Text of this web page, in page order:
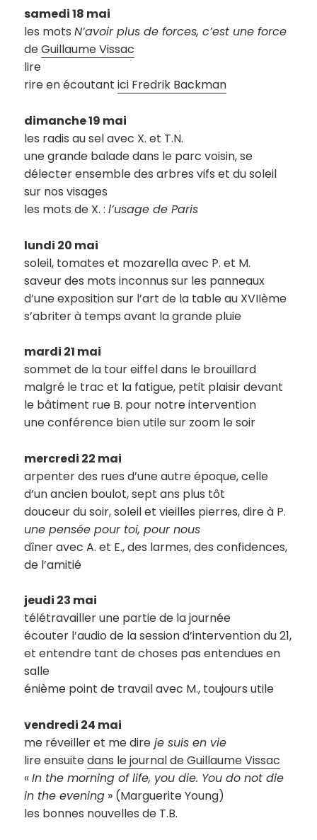
samedi 18 mai
les motsN’avoir plus de forces, c’est une force
deGuillaume Vissac
lire
rire en écoutantici Fredrik Backman
dimanche 19 mai
les radis au sel avec X. et T.N.
une grande balade dans le parc voisin, se
délecter ensemble des arbres vifs et du soleil
sur nos visages
les mots de X. :l’usage de Paris
lundi 20 mai
soleil, tomates et mozarella avec P. et M.
saveur des mots inconnus sur les panneaux
d’une exposition sur l’art de la table au XVIIème
s’abriter à temps avant la grande pluie
mardi 21 mai
sommet de la tour eiffel dans le brouillard
malgré le trac et la fatigue, petit plaisir devant
le bâtiment rue B. pour notre intervention
une conférence bien utile sur zoom le soir
mercredi 22 mai
arpenter des rues d’une autre époque, celle
d’un ancien boulot, sept ans plus tôt
douceur du soir, soleil et vieilles pierres, dire à P.
une pensée pour toi, pour nous
dîner avec A. et E., des larmes, des confidences,
de l’amitié
jeudi 23 mai
télétravailler une partie de la journée
écouter l’audio de la session d’intervention du 21,
et entendre tant de choses pas entendues en
salle
énième point de travail avec M., toujours utile
vendredi 24 mai
me réveiller et me dire je suis en vie
lire ensuitedans le journal de Guillaume Vissac
«In the morning of life, you die. You do not die
in the evening » (Marguerite Young)
les bonnes nouvelles de T.B.